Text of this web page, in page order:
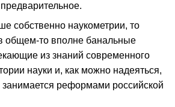
собственно наукометрии, то
общем-то вполне банальные
из знаний современного
науки и, как можно надеяться,
занимается реформами российской